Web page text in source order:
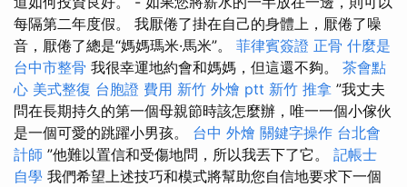
每隔第二年度假。 我厭倦了掛在自己的身體上，厭倦了噪
音，厭倦了總是“媽媽瑪米·馬米”。 菲律賓簽證 正骨 什麼是
台中市整骨 我很幸運地約會和媽媽，但這還不夠。 茶會點
心 美式整復 台胞證 費用 新竹 外燴 ptt 新竹 推拿 ”我丈夫
問在長期持久的第一個母親節時該怎麼辦，唯一一個小傢伙
是一個可愛的跳躍小男孩。 台中 外燴 關鍵字操作 台北會
計師 ”他難以置信和受傷地問，所以我丟下了它。 記帳士
自學 我們希望上述技巧和模式將幫助您自信地要求下一個